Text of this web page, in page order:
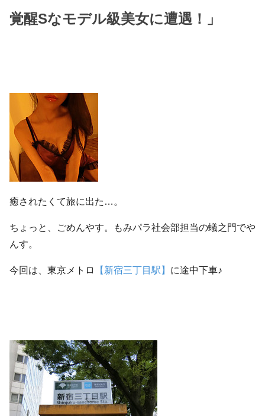
覚醒Sなモデル級美女に遭遇！」
癒されたくて旅に出た…。
ちょっと、ごめんやす。もみパラ社会部担当の蟻之門でや
んす。
今回は、東京メトロ 【新宿三丁目駅】 に途中下車♪